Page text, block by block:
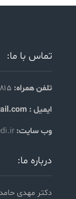
تماس با ما:
تلفن همراه:
ایمیل : Dr.Mehdi.Hamedi@gmail.com
وب سایت:
درباره ما:
دکتر مهدی حامدی